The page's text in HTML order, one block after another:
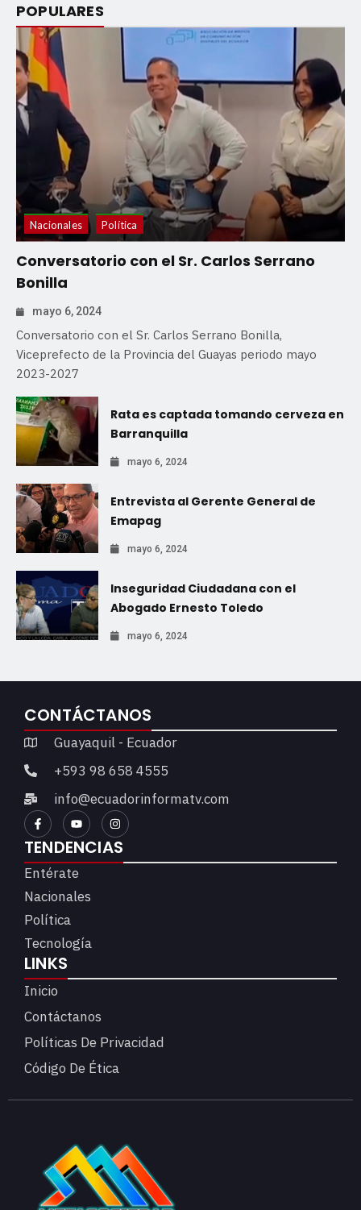
POPULARES
Nacionales Política
Conversatorio con el Sr. Carlos Serrano
Bonilla
mayo 6, 2024
Conversatorio con el Sr. Carlos Serrano Bonilla,
Viceprefecto de la Provincia del Guayas periodo mayo
2023-2027
Rata es captada tomando cerveza en
Barranquilla
mayo 6, 2024
Entrevista al Gerente General de
Emapag
mayo 6, 2024
Inseguridad Ciudadana con el
Abogado Ernesto Toledo
mayo 6, 2024
CONTÁCTANOS
Guayaquil - Ecuador
+593 98 658 4555
info@ecuadorinformatv.com
TENDENCIAS
Entérate
Nacionales
Política
Tecnología
LINKS
Inicio
Contáctanos
Políticas De Privacidad
Código De Ética